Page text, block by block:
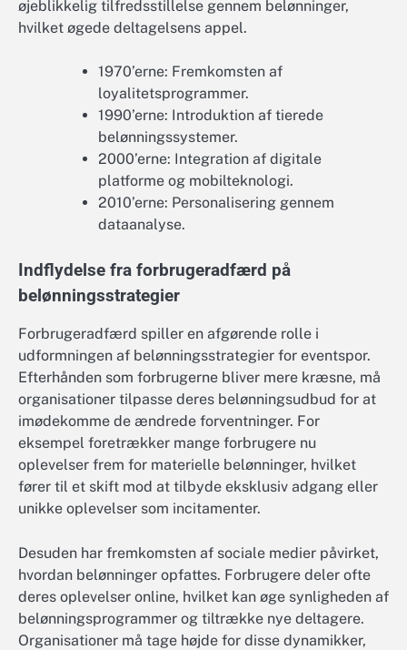
øjeblikkelig tilfredsstillelse gennem belønninger,
hvilket øgede deltagelsens appel.
1970’erne: Fremkomsten af
loyalitetsprogrammer.
1990’erne: Introduktion af tierede
belønningssystemer.
2000’erne: Integration af digitale
platforme og mobilteknologi.
2010’erne: Personalisering gennem
dataanalyse.
Indflydelse fra forbrugeradfærd på
belønningsstrategier
Forbrugeradfærd spiller en afgørende rolle i
udformningen af belønningsstrategier for eventspor.
Efterhånden som forbrugerne bliver mere kræsne, må
organisationer tilpasse deres belønningsudbud for at
imødekomme de ændrede forventninger. For
eksempel foretrækker mange forbrugere nu
oplevelser frem for materielle belønninger, hvilket
fører til et skift mod at tilbyde eksklusiv adgang eller
unikke oplevelser som incitamenter.
Desuden har fremkomsten af sociale medier påvirket,
hvordan belønninger opfattes. Forbrugere deler ofte
deres oplevelser online, hvilket kan øge synligheden af
belønningsprogrammer og tiltrække nye deltagere.
Organisationer må tage højde for disse dynamikker,